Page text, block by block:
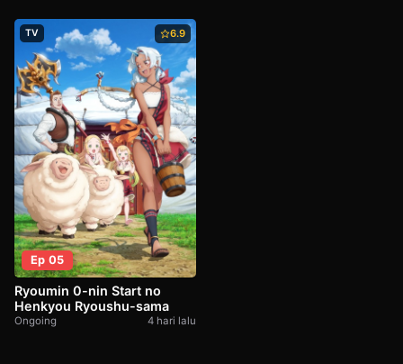
TV 6.9
Ep 05
Ryoumin 0-nin Start no
Henkyou Ryoushu-sama
Ongoing 4 hari lalu